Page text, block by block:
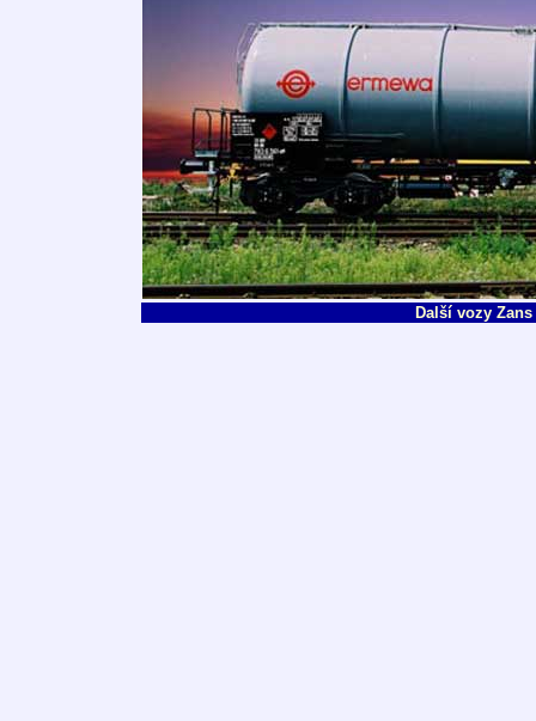
Další vozy